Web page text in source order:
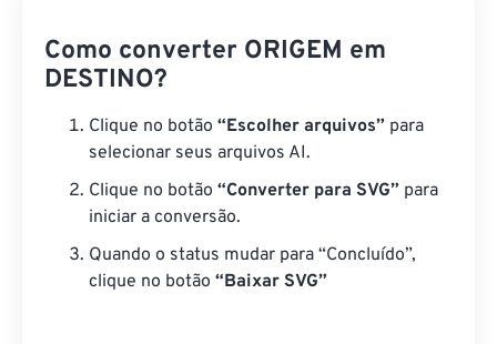
Como converter ORIGEM em
DESTINO?
Clique no botão “Escolher arquivos” para
selecionar seus arquivos AI.
Clique no botão “Converter para SVG” para
iniciar a conversão.
Quando o status mudar para “Concluído”,
clique no botão “Baixar SVG”